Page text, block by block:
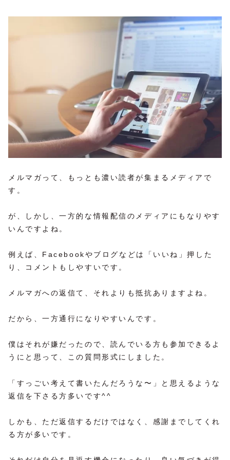
メルマガって、もっとも濃い読者が集まるメディアで
す。
が、しかし、一方的な情報配信のメディアにもなりやす
いんですよね。
例えば、Facebookやブログなどは「いいね」押した
り、コメントもしやすいです。
メルマガへの返信て、それよりも抵抗ありますよね。
だから、一方通行になりやすいんです。
僕はそれが嫌だったので、読んでいる方も参加できるよ
うにと思って、この質問形式にしました。
「すっごい考えて書いたんだろうな〜」と思えるような
返信を下さる方多いです^^
しかも、ただ返信するだけではなく、感謝までしてくれ
る方が多いです。